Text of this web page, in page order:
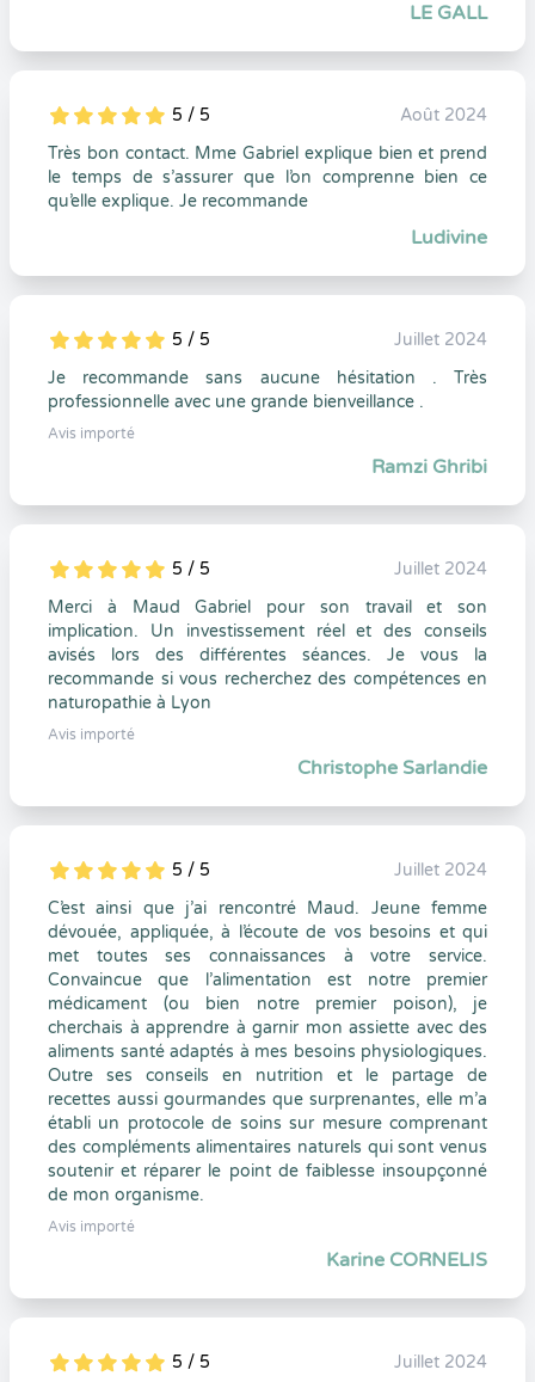
LE GALL
5
1
5
0 5 / 5
Août 2024
Très bon contact. Mme Gabriel explique bien et prend
le temps de s’assurer que l’on comprenne bien ce
qu’elle explique. Je recommande
Ludivine
5
1
5
0 5 / 5
Juillet 2024
Je recommande sans aucune hésitation . Très
professionnelle avec une grande bienveillance .
Avis importé
Ramzi Ghribi
5
1
5
0 5 / 5
Juillet 2024
Merci à Maud Gabriel pour son travail et son
implication. Un investissement réel et des conseils
avisés lors des différentes séances. Je vous la
recommande si vous recherchez des compétences en
naturopathie à Lyon
Avis importé
Christophe Sarlandie
5
1
5
0 5 / 5
Juillet 2024
C’est ainsi que j’ai rencontré Maud. Jeune femme
dévouée, appliquée, à l’écoute de vos besoins et qui
met toutes ses connaissances à votre service.
Convaincue que l’alimentation est notre premier
médicament (ou bien notre premier poison), je
cherchais à apprendre à garnir mon assiette avec des
aliments santé adaptés à mes besoins physiologiques.
Outre ses conseils en nutrition et le partage de
recettes aussi gourmandes que surprenantes, elle m’a
établi un protocole de soins sur mesure comprenant
des compléments alimentaires naturels qui sont venus
soutenir et réparer le point de faiblesse insoupçonné
de mon organisme.
Avis importé
Karine CORNELIS
5
1
5
0 5 / 5
Juillet 2024